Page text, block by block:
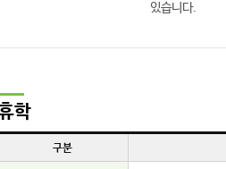
있습니다.
학
구분